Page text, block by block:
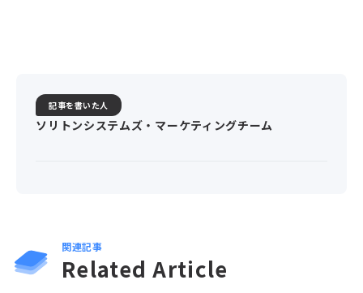
記事を書いた人
ソリトンシステムズ・マーケティングチーム
関連記事
Related Article